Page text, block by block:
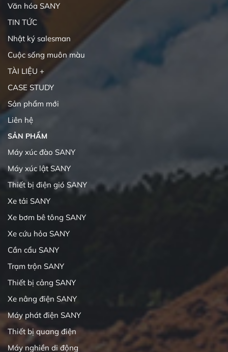
Văn hóa SANY
TIN TỨC
Nhật ký salesman
Cuộc sống muôn màu
TÀI LIỆU +
CASE STUDY
Sản phẩm mới
Liên hệ
SẢN PHẨM
Máy xúc đào SANY
Máy xúc lật SANY
Thiết bị điện gió SANY
Xe tải SANY
Xe bơm bê tông SANY
Xe cứu hỏa SANY
Cần cẩu SANY
Trạm trộn SANY
Thiết bị cảng SANY
Xe nâng điện SANY
Máy phát điện SANY
Thiết bị quang điện
Máy nghiền di động